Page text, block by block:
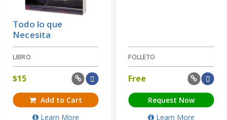
Todo lo que
Necesita
LIBRO
$15
Add to Cart
Learn More
FOLLETO
Free
Request Now
Learn More